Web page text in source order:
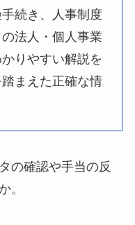
続き、人事制度
法人・個人事業
りやすい解説を
まえた正確な情
の確認や手当の反
。